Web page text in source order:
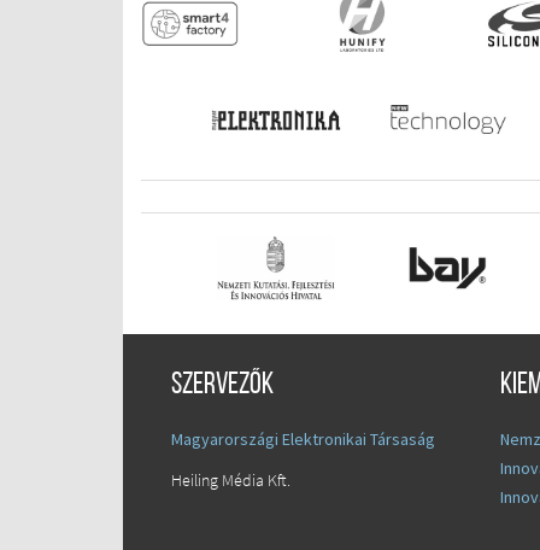
Szervezők
Magyarországi Elektronikai Társaság
Heiling Média Kft.